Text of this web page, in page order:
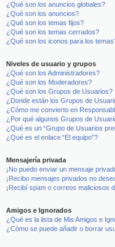
¿Qué son los anuncios globales?
¿Qué son los anuncios?
¿Qué son los temas fijos?
¿Qué son los temas cerrados?
¿Qué son los iconos para los
Niveles de usuario y grupos
¿Qué son los Administradores?
¿Qué son los Moderadores?
¿Qué son los Grupos de Usuarios?
¿Donde están los Grupos de
¿Cómo me convierto en
¿Por qué algunos Grupos de
¿Qué es un “Grupo de Usuarios
¿Qué es el enlace “El equipo”?
Mensajería privada
¡No puedo enviar un mensaje
¡Recibo mensajes privados no
¡Recibí spam o correos maliciosos
Amigos e Ignorados
¿Qué es la lista de Mis Amigos e
¿Cómo se puede añadir o borrar